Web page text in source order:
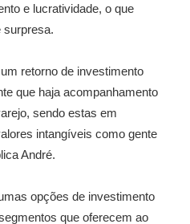
e lucratividade, o que
surpresa.
retorno de investimento
que haja acompanhamento
sendo estas em
intangíveis como gente
André.
opções de investimento
que oferecem ao